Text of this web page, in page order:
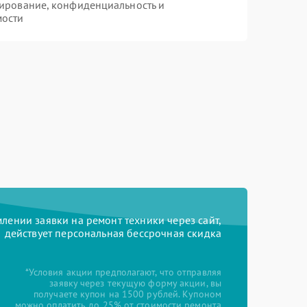
конфиденциальность и
заявки на ремонт техники через сайт,
действует персональная бессрочная скидка
*Условия акции предполагают, что отправляя
заявку через текущую форму акции, вы
получаете купон на 1500 рублей. Купоном